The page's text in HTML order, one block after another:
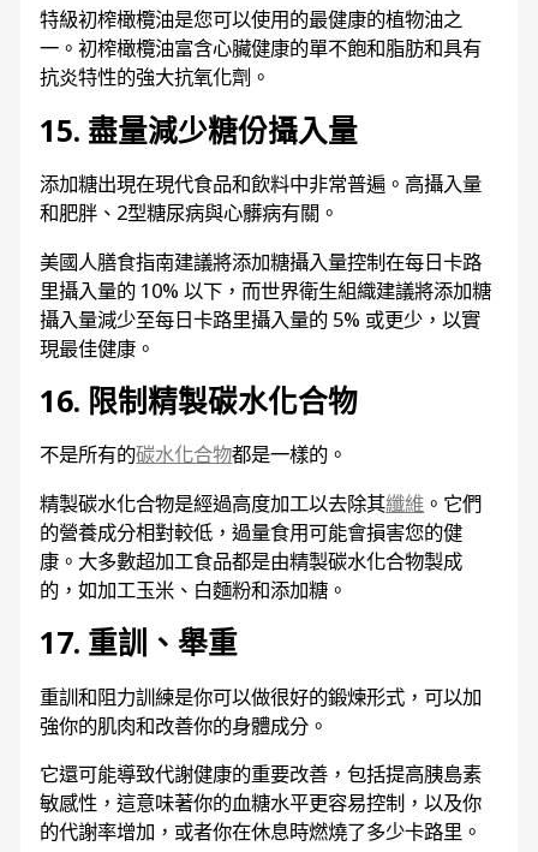
特級初榨橄欖油是您可以使用的最健康的植物油之
一。初榨橄欖油富含心臟健康的單不飽和脂肪和具有
抗炎特性的強大抗氧化劑 。
15. 盡量減少糖份攝入量
添加糖出現在現代食品和飲料中非常普遍。高攝入量
和肥胖、2型糖尿病與心髒病有關。
美國人膳食指南建議將添加糖攝入量控制在每日卡路
里攝入量的 10% 以下，而世界衛生組織建議將添加糖
攝入量減少至每日卡路里攝入量的 5% 或更少，以實
現最佳健康。
16. 限制精製碳水化合物
不是所有的碳水化合物都是一樣的。
精製碳水化合物是經過高度加工以去除其纖維 。它們
的營養成分相對較低，過量食用可能會損害您的健
康。大多數超加工食品都是由精製碳水化合物製成
的，如加工玉米、白麵粉和添加糖。
17. 重訓、舉重
重訓和阻力訓練是你可以做很好的鍛煉形式，可以加
強你的肌肉和改善你的身體成分。
它還可能導致代謝健康的重要改善，包括提高胰島素
敏感性，這意味著你的血糖水平更容易控制，以及你
的代謝率增加，或者你在休息時燃燒了多少卡路里。